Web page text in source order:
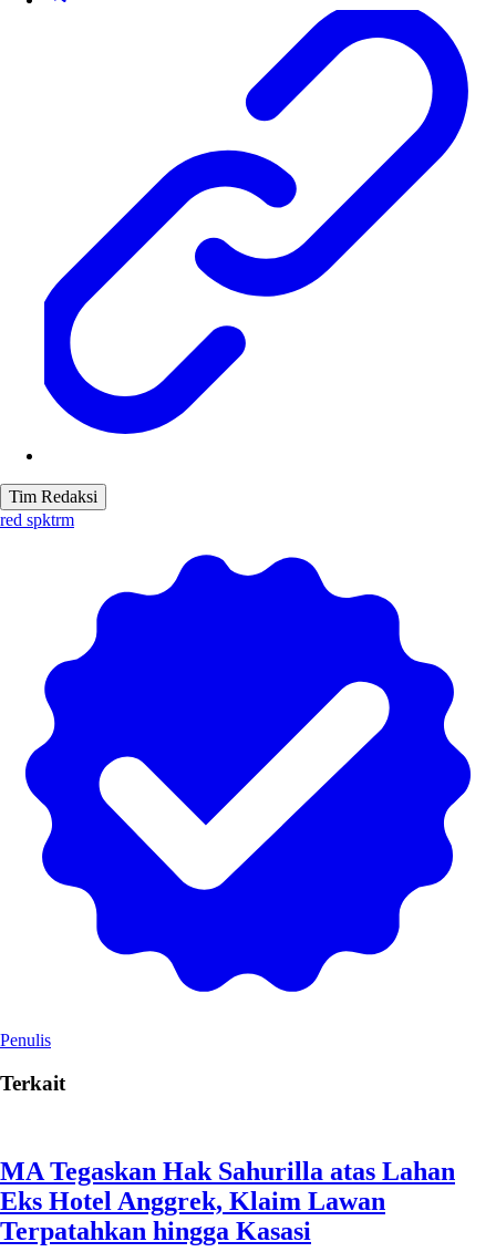
Tim Redaksi
red spktrm
Penulis
Terkait
MA Tegaskan Hak Sahurilla atas Lahan
Eks Hotel Anggrek, Klaim Lawan
Terpatahkan hingga Kasasi